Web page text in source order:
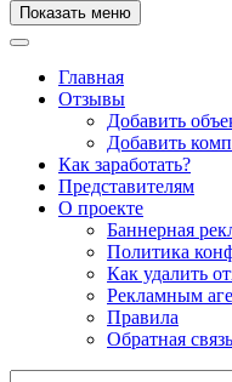
Показать меню
Главная
Отзывы
Добавить
Добавить
Как заработать?
Представителям
О проекте
Баннерная
Политика
Как удалить
Рекламным
Правила
Обратная связь